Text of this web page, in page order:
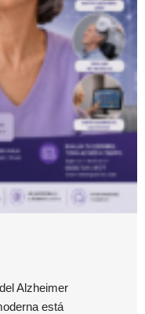
Alzheimer
está